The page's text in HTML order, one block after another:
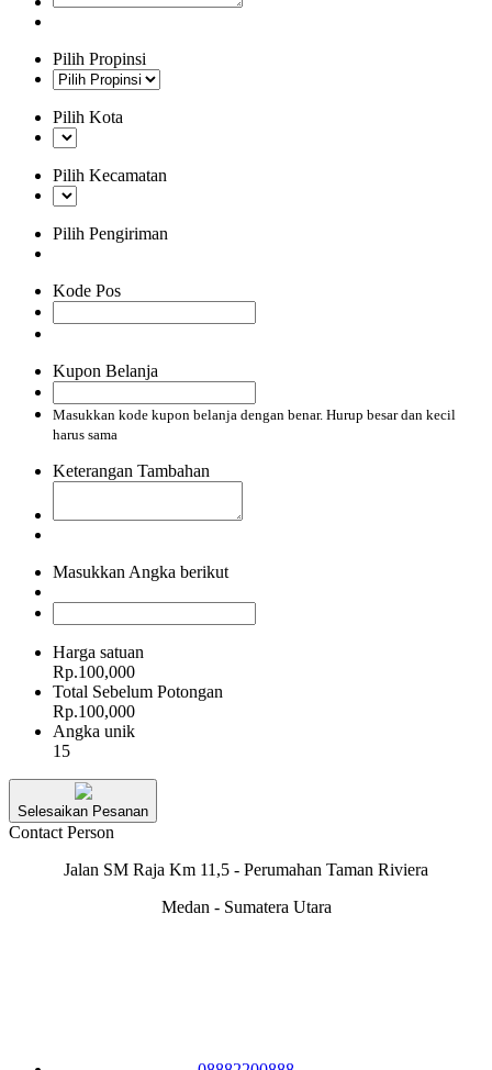
Pilih Propinsi
Pilih Kota
Pilih Kecamatan
Pilih Pengiriman
Kode Pos
Kupon Belanja
Masukkan kode kupon belanja dengan benar. Hurup besar dan kecil
harus sama
Keterangan Tambahan
Masukkan Angka berikut
Harga satuan
Rp.100,000
Total Sebelum Potongan
Rp.100,000
Angka unik
15
Selesaikan Pesanan
Contact Person
Jalan SM Raja Km 11,5 - Perumahan Taman Riviera
Medan - Sumatera Utara